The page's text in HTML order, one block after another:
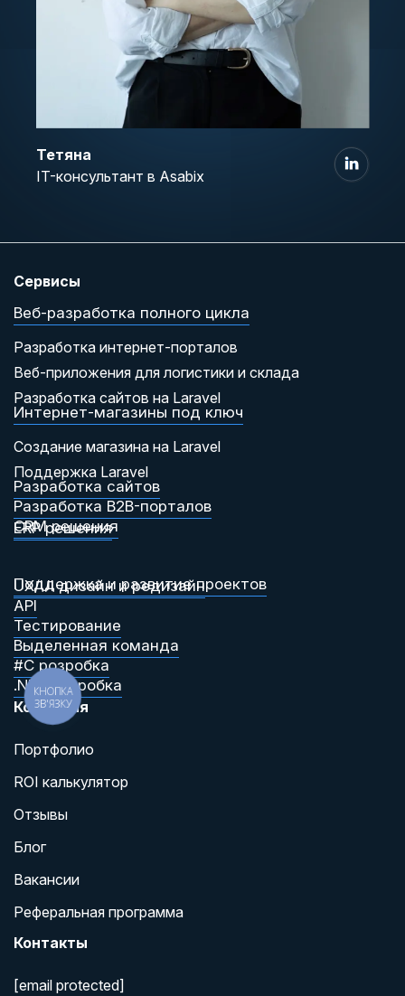
Тетяна
IT-консультант в Asabix
Сервисы
Веб-разработка полного цикла
Разработка интернет-порталов
Веб-приложения для логистики и склада
Разработка сайтов на Laravel
Интернет-магазины под ключ
Создание магазина на Laravel
Поддержка Laravel
Разработка сайтов
Разработка B2B-порталов
CRM решения
Поддержка и развитие проектов
ERP решения
UX/UI дизайн и редизайн
API
Тестирование
Выделенная команда
#C розробка
.NET розробка
Компания
Портфолио
ROI калькулятор
Отзывы
Блог
Вакансии
Реферальная программа
Контакты
[email protected]
КНОПКА
ЗВ'ЯЗКУ